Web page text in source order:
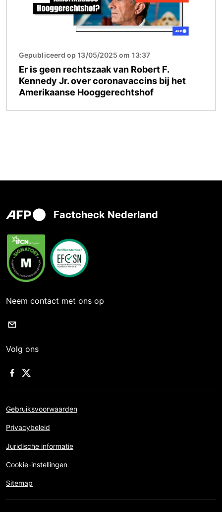
Gepubliceerd op 13/05/2025 om 13:37
Er is geen rechtszaak van Robert F.
Kennedy Jr. over coronavaccins bij het
Amerikaanse Hooggerechtshof
Factcheck Nederland
Neem contact met ons op
Volg ons
Gebruiksvoorwaarden
Privacybeleid
Juridische informatie
Cookie-instellingen
Sitemap